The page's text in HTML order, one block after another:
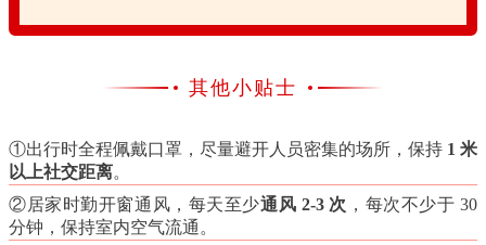
其他小贴士
①出行时全程佩戴口罩，尽量避开人员密集的场所，保持 1 米
以上社交距离。
②居家时勤开窗通风，每天至少通风 2-3 次 ，每次不少于 30
分钟，保持室内空气流通。